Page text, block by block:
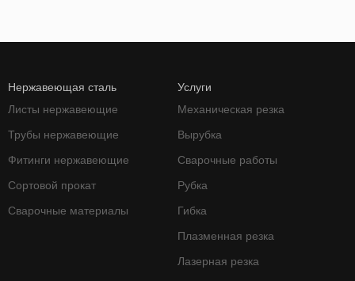
Нержавеющая сталь
Листы нержавеющие
Трубы нержавеющие
Фитинги нержавеющие
Сортовой прокат
Сварочные материалы
Услуги
Механическая резка
Вырубка
Сварочные работы
Рубка
Гибка
Плазменная резка
Лазерная резка